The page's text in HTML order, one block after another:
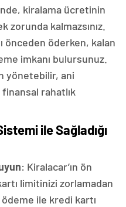
kiralama ücretinin
zorunda kalmazsınız.
önceden öderken, kalan
imkanı bulursunuz.
yönetebilir, ani
rahatlık
ile Sağladığı
: Kiralacar’ın ön
limitinizi zorlamadan
ile kredi kartı